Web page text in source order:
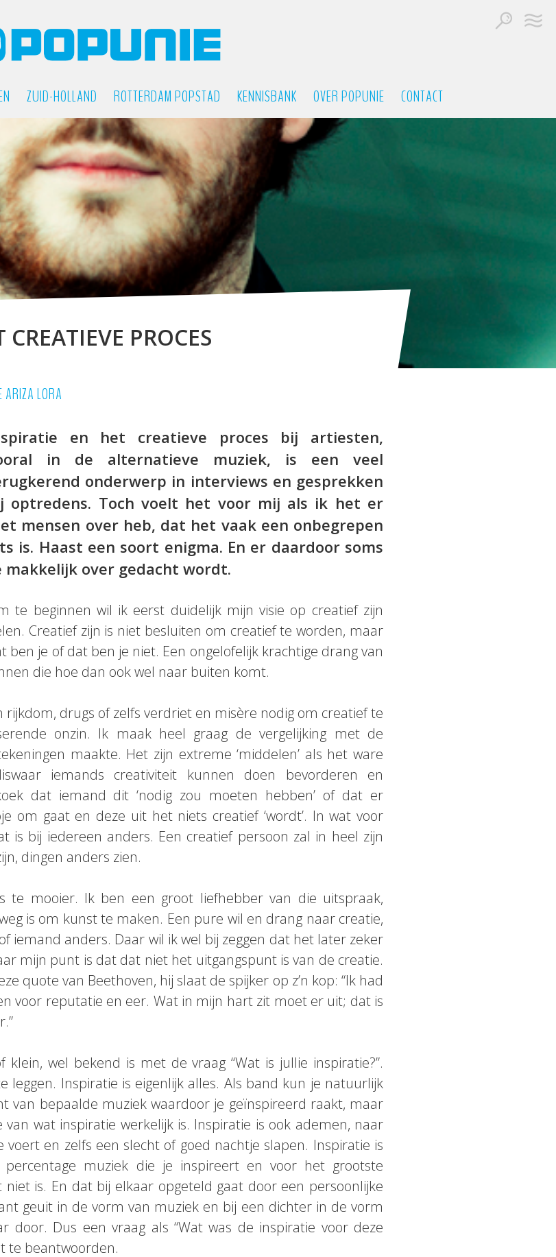
ZUID-HOLLAND ROTTERDAM POPSTAD KENNISBANK OVER POPUNIE CONTACT
PROCES
ARIZA LORA
en het creatieve proces bij artiesten,
in de alternatieve muziek, is een veel
onderwerp in interviews en gesprekken
optredens. Toch voelt het voor mij als ik het er
mensen over heb, dat het vaak een onbegrepen
is. Haast een soort enigma. En er daardoor soms
makkelijk over gedacht wordt.
te beginnen wil ik eerst duidelijk mijn visie op creatief zijn
Creatief zijn is niet besluiten om creatief te worden, maar
ben je of dat ben je niet. Een ongelofelijk krachtige drang van
die hoe dan ook wel naar buiten komt.
rijkdom, drugs of zelfs verdriet en misère nodig om creatief te
onzin. Ik maak heel graag de vergelijking met de
maakte. Het zijn extreme ‘middelen’ als het ware
iemands creativiteit kunnen doen bevorderen en
dat iemand dit ‘nodig zou moeten hebben’ of dat er
om gaat en deze uit het niets creatief ‘wordt’. In wat voor
is bij iedereen anders. Een creatief persoon zal in heel zijn
dingen anders zien.
te mooier. Ik ben een groot liefhebber van die uitspraak,
is om kunst te maken. Een pure wil en drang naar creatie,
iemand anders. Daar wil ik wel bij zeggen dat het later zeker
mijn punt is dat dat niet het uitgangspunt is van de creatie.
quote van Beethoven, hij slaat de spijker op z’n kop: “Ik had
voor reputatie en eer. Wat in mijn hart zit moet er uit; dat is
wel bekend is met de vraag “Wat is jullie inspiratie?”.
leggen. Inspiratie is eigenlijk alles. Als band kun je natuurlijk
van bepaalde muziek waardoor je geïnspireerd raakt, maar
wat inspiratie werkelijk is. Inspiratie is ook ademen, naar
voert en zelfs een slecht of goed nachtje slapen. Inspiratie is
muziek die je inspireert en voor het grootste
is. En dat bij elkaar opgeteld gaat door een persoonlijke
geuit in de vorm van muziek en bij een dichter in de vorm
door. Dus een vraag als “Wat was de inspiratie voor deze
te beantwoorden.